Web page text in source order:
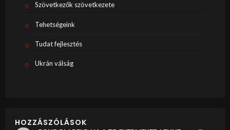
Szövetkezők szövetkezete
Tehetségeink
Tudat fejlesztés
Ukrán válság
HOZZÁSZÓLÁSOK